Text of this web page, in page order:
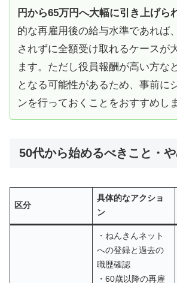
円から65万円へ大幅に引き上げら
的な再雇用後の給与水準であれば
されずに全額受け取れるケースが
ます。ただし役員報酬が高い方な
となる可能性があるため、事前に
ンを行っておくことをおすすめし
50代から始めるべきこと・
区分
具体的なアクショ
ン
・ねんきんネット
への登録と過去の
職歴確認
・60歳以降の再雇